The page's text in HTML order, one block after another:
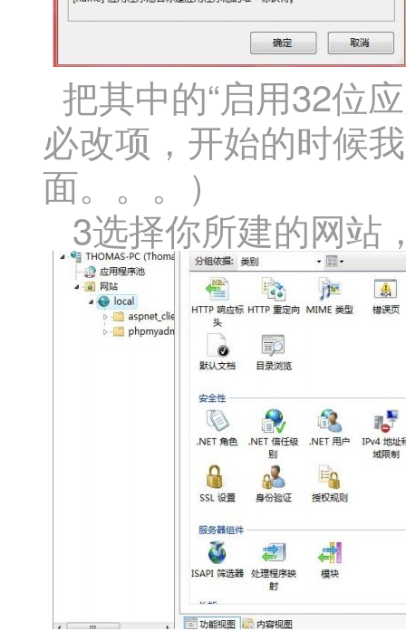
把其中的“启用32位
必改项，开始的时候
面。。。）
3选择你所建的网站